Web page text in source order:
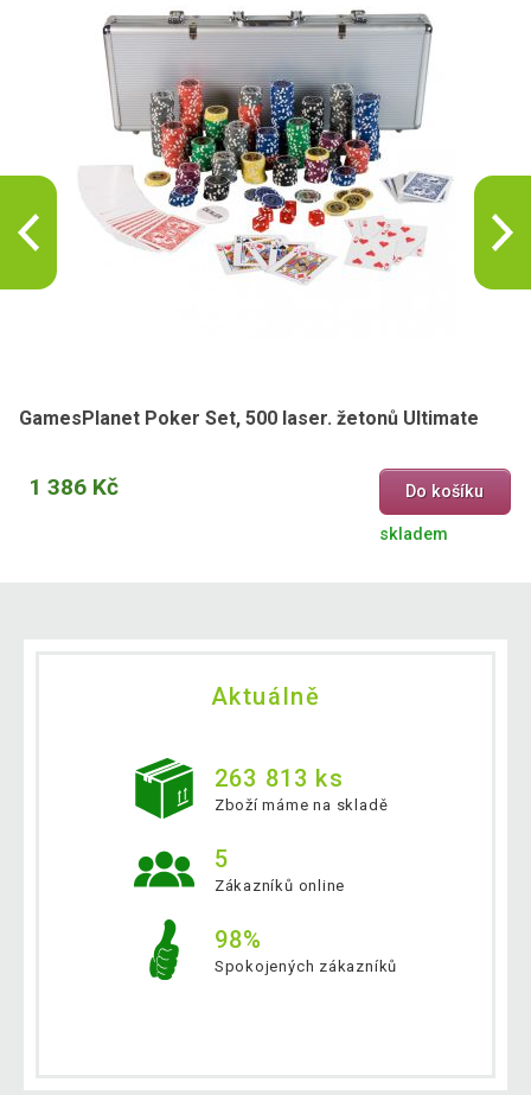
GamesPlanet Poker Set, 500 laser. žetonů Ultimate
1 386 Kč Do košíku
skladem
Aktuálně
263 813 ks
Zboží máme na skladě
5
Zákazníků online
98%
Spokojených zákazníků